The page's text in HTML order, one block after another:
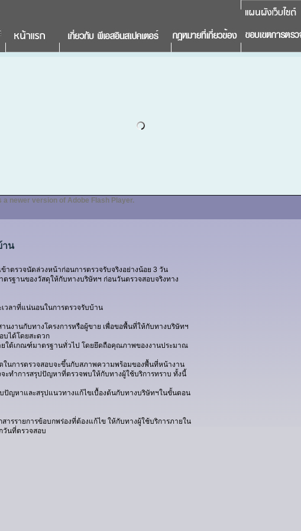
newer version of Adobe Flash Player.
าน
ข้าตรวจนัดล่วงหน้าก่อนการตรวจรับจริงอย่างน้อย 3 วัน
ตรฐานของวัสดุให้กับทางบริษัทฯ ก่อนวันตรวจสอบจริงทาง
วลาที่แน่นอนในการตรวจรับบ้าน
านงานกับทางโครงการหรือผู้ขาย เพื่อขอพื้นที่ให้กับทางบริษัทฯ
บได้โดยสะดวก
ยใต้เกณฑ์มาตรฐานทั่วไป โดยยึดถือคุณภาพของงานประมาณ
ในการตรวจสอบจะขึ้นกับสภาพความพร้อมของพื้นที่หน้างาน
จะทำการสรุปปัญหาที่ตรวจพบให้กับทางผู้ใช้บริการทราบ ทั้งนี้
ปัญหาและสรุปแนวทางแก้ไขเบื้องต้นกับทางบริษัทฯในขั้นตอน
สารรายการข้อบกพร่องที่ต้องแก้ไข ให้กับทางผู้ใช้บริการภายใน
วันที่ตรวจสอบ